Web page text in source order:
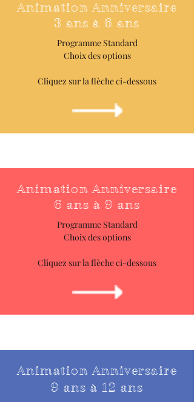
Animation Anniversaire
3 ans à 6 ans
Programme Standard
Choix des options
Cliquez sur la flèche ci-dessous
Animation Anniversaire
6 ans à 9 ans
Programme Standard
Choix des options
Cliquez sur la flèche ci-dessous
Animation Anniversaire
9 ans à 12 ans